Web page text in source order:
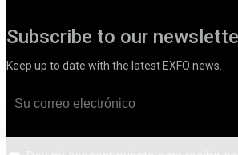
Subscribe to our
Keep up to date with the latest EXFO news.